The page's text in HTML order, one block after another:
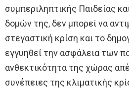
συμπεριληπτικής Παιδείας
δομών της, δεν μπορεί να
στεγαστική κρίση και το
εγγυηθεί την ασφάλεια των
ανθεκτικότητα της χώρας
συνέπειες της κλιματικής